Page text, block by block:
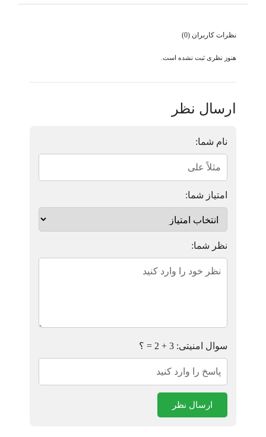
نظرات کاربران (0)
هنوز نظری ثبت نشده است.
ارسال نظر
نام شما:
امتیاز شما:
نظر شما:
سوال امنیتی: 3 + 2 = ؟
ارسال نظر